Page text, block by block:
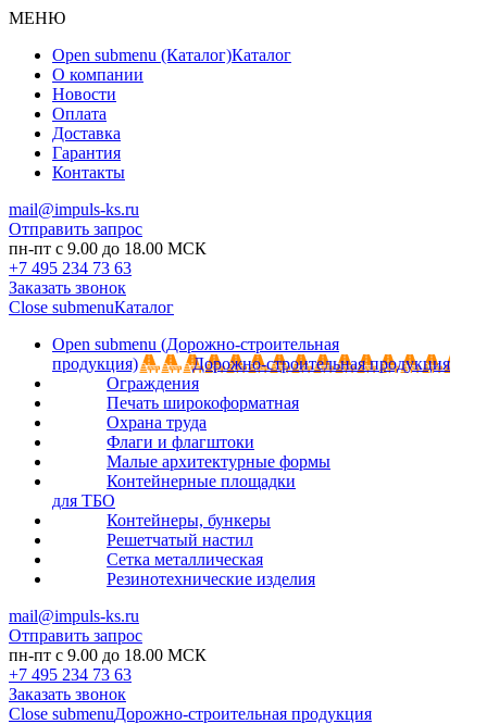
МЕНЮ
Open submenu (Каталог)Каталог
О компании
Новости
Оплата
Доставка
Гарантия
Контакты
mail@impuls-ks.ru
Отправить запрос
пн-пт с 9.00 до 18.00 МСК
+7 495 234 73 63
Заказать звонок
Close submenuКаталог
Open submenu (Дорожно-строительная
продукция)
Дорожно-строительная продукция
Ограждения
Печать широкоформатная
Охрана труда
Флаги и флагштоки
Малые архитектурные формы
Контейнерные площадки
для ТБО
Контейнеры, бункеры
Решетчатый настил
Сетка металлическая
Резинотехнические изделия
mail@impuls-ks.ru
Отправить запрос
пн-пт с 9.00 до 18.00 МСК
+7 495 234 73 63
Заказать звонок
Close submenuДорожно-строительная продукция